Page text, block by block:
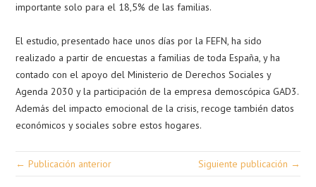
importante solo para el 18,5% de las familias.
El estudio, presentado hace unos días por la FEFN, ha sido
realizado a partir de encuestas a familias de toda España, y ha
contado con el apoyo del Ministerio de Derechos Sociales y
Agenda 2030 y la participación de la empresa demoscópica GAD3.
Además del impacto emocional de la crisis, recoge también datos
económicos y sociales sobre estos hogares.
← Publicación anterior Siguiente publicación →